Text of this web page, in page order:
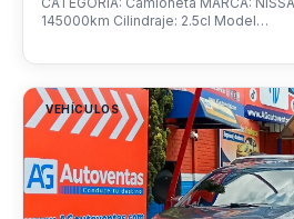
145000km Cilindraje: 2.5cl Model…
VEHÍCULOS